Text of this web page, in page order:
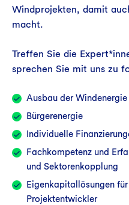
Windprojekten, damit
macht.
Treffen Sie die
sprechen Sie mit uns zu
Ausbau der Windenergie
Bürgerenergie
Individuelle
Fachkompetenz und
und Sektorenkopplung
Eigenkapitallösungen
Projektentwickler